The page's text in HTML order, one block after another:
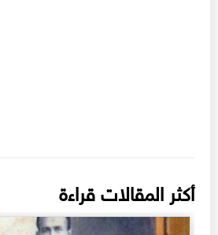
أكثر المقالات قراءة